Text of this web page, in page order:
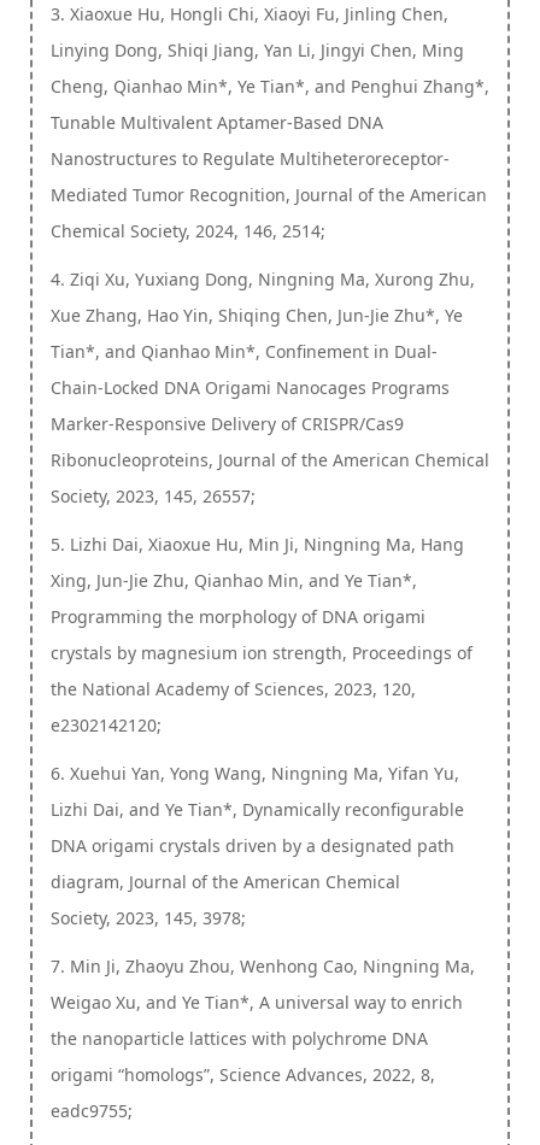
3. Xiaoxue Hu, Hongli Chi, Xiaoyi Fu, Jinling Chen,
Linying Dong, Shiqi Jiang, Yan Li, Jingyi Chen, Ming
Cheng, Qianhao Min*, Ye Tian*, and Penghui Zhang*,
Tunable Multivalent Aptamer-Based DNA
Nanostructures to Regulate Multiheteroreceptor-
Mediated Tumor Recognition, Journal of the American
Chemical Society, 2024, 146, 2514;
4. Ziqi Xu, Yuxiang Dong, Ningning Ma, Xurong Zhu,
Xue Zhang, Hao Yin, Shiqing Chen, Jun-Jie Zhu*, Ye
Tian*, and Qianhao Min*, Confinement in Dual-
Chain-Locked DNA Origami Nanocages Programs
Marker-Responsive Delivery of CRISPR/Cas9
Ribonucleoproteins, Journal of the American Chemical
Society, 2023, 145, 26557;
5. Lizhi Dai, Xiaoxue Hu, Min Ji, Ningning Ma, Hang
Xing, Jun-Jie Zhu, Qianhao Min, and Ye Tian*,
Programming the morphology of DNA origami
crystals by magnesium ion strength, Proceedings of
the National Academy of Sciences, 2023, 120,
e2302142120;
6. Xuehui Yan, Yong Wang, Ningning Ma, Yifan Yu,
Lizhi Dai, and Ye Tian*, Dynamically reconfigurable
DNA origami crystals driven by a designated path
diagram, Journal of the American Chemical
Society, 2023, 145, 3978;
7. Min Ji, Zhaoyu Zhou, Wenhong Cao, Ningning Ma,
Weigao Xu, and Ye Tian*, A universal way to enrich
the nanoparticle lattices with polychrome DNA
origami “homologs”, Science Advances, 2022, 8,
eadc9755;